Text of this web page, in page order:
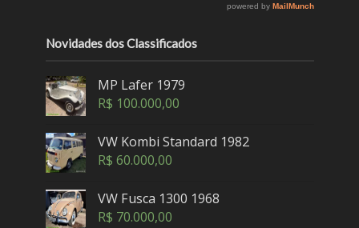
Novidades dos Classificados
MP Lafer 1979
R$ 100.000,00
VW Kombi Standard 1982
R$ 60.000,00
VW Fusca 1300 1968
R$ 70.000,00